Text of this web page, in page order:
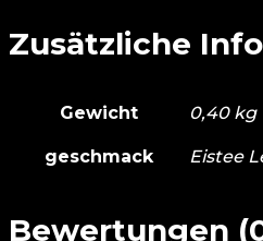
Zusätzliche
Gewicht 0,40 kg
geschmack Eistee
Bewertungen